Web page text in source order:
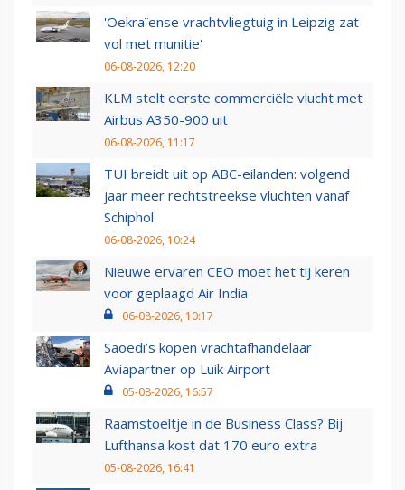
'Oekraïense vrachtvliegtuig in Leipzig zat
vol met munitie'
06-08-2026, 12:20
KLM stelt eerste commerciële vlucht met
Airbus A350-900 uit
06-08-2026, 11:17
TUI breidt uit op ABC-eilanden: volgend
jaar meer rechtstreekse vluchten vanaf
Schiphol
06-08-2026, 10:24
Nieuwe ervaren CEO moet het tij keren
voor geplaagd Air India
06-08-2026, 10:17
Saoedi’s kopen vrachtafhandelaar
Aviapartner op Luik Airport
05-08-2026, 16:57
Raamstoeltje in de Business Class? Bij
Lufthansa kost dat 170 euro extra
05-08-2026, 16:41